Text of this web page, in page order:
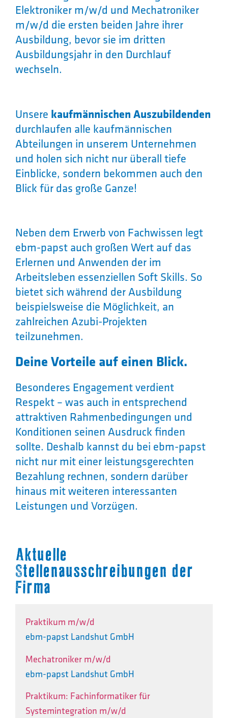
Elektroniker m/w/d und Mechatroniker
m/w/d die ersten beiden Jahre ihrer
Ausbildung, bevor sie im dritten
Ausbildungsjahr in den Durchlauf
wechseln.
Unsere kaufmännischen Auszubildenden
durchlaufen alle kaufmännischen
Abteilungen in unserem Unternehmen
und holen sich nicht nur überall tiefe
Einblicke, sondern bekommen auch den
Blick für das große Ganze!
Neben dem Erwerb von Fachwissen legt
ebm-papst auch großen Wert auf das
Erlernen und Anwenden der im
Arbeitsleben essenziellen Soft Skills. So
bietet sich während der Ausbildung
beispielsweise die Möglichkeit, an
zahlreichen Azubi-Projekten
teilzunehmen.
Deine Vorteile auf einen Blick.
Besonderes Engagement verdient
Respekt – was auch in entsprechend
attraktiven Rahmenbedingungen und
Konditionen seinen Ausdruck finden
sollte. Deshalb kannst du bei ebm-papst
nicht nur mit einer leistungsgerechten
Bezahlung rechnen, sondern darüber
hinaus mit weiteren interessanten
Leistungen und Vorzügen.
Aktuelle
Stellenausschreibungen der
Firma
Praktikum m/w/d
ebm-papst Landshut GmbH
Mechatroniker m/w/d
ebm-papst Landshut GmbH
Praktikum: Fachinformatiker für
Systemintegration m/w/d